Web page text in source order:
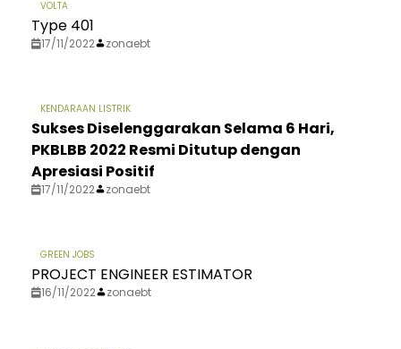
VOLTA
Type 401
17/11/2022 zonaebt
KENDARAAN LISTRIK
Sukses Diselenggarakan Selama 6 Hari,
PKBLBB 2022 Resmi Ditutup dengan
Apresiasi Positif
17/11/2022 zonaebt
GREEN JOBS
PROJECT ENGINEER ESTIMATOR
16/11/2022 zonaebt